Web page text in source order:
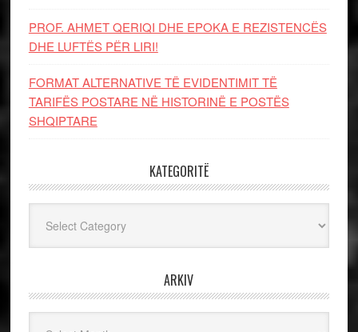
PROF. AHMET QERIQI DHE EPOKA E REZISTENCЁS
DHE LUFTЁS PЁR LIRI!
FORMAT ALTERNATIVE TË EVIDENTIMIT TË
TARIFËS POSTARE NË HISTORINË E POSTËS
SHQIPTARE
KATEGORITË
ARKIV